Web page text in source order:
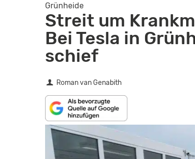
Grünheide
Streit um
Bei Tesla in
schief
Roman van Genabith